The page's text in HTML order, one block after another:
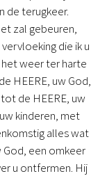
de terugkeer.
zal gebeuren,
die ik u
weer ter harte
HEERE, uw God,
de HEERE, uw
kinderen, met
alles wat
God, een omkeer
u ontfermen. Hij